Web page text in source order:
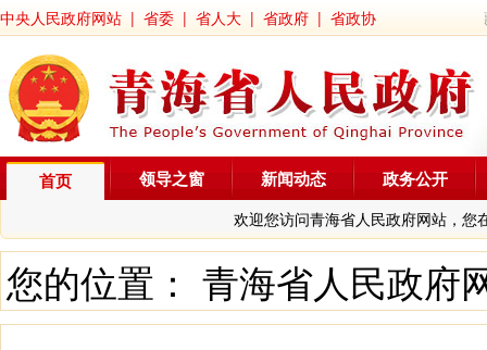
中央人民政府网站 | 省委 | 省人大 | 省政府 | 省政协
首页
欢迎您访问青海省人民政府网站，您
领导之窗 新闻动态 政务公开
您的位置： 青海省人民政府